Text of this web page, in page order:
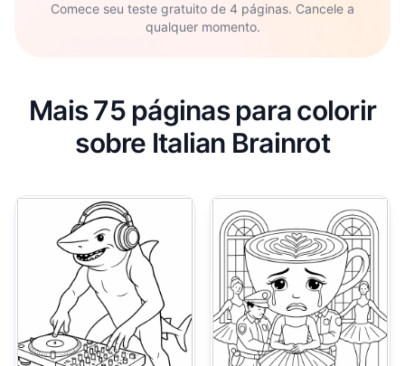
Comece seu teste gratuito de 4 páginas. Cancele a
qualquer momento.
Mais 75 páginas para colorir
sobre Italian Brainrot